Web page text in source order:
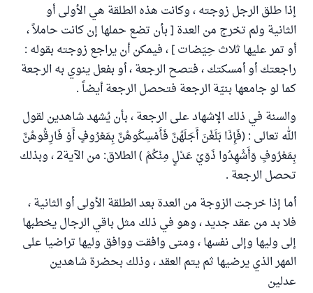
إذا طلق الرجل زوجته ، وكانت هذه الطلقة هي الأولى أو
الثانية ولم تخرج من العدة [ بأن تضع حملها إن كانت حاملاً ،
أو تمر عليها ثلاث حِيَضات ] ، فيمكن أن يراجع زوجته بقوله :
راجعتك أو أمسكتك ، فتصح الرجعة ، أو بفعل ينوي به الرجعة
كما لو جامعها بنيّة الرجعة فتحصل الرجعة أيضاً .
والسنة في ذلك الإشهاد على الرجعة ، بأن يُشهد شاهدين لقول
الله تعالى : (فَإِذَا بَلَغْنَ أَجَلَهُنَّ فَأَمْسِكُوهُنَّ بِمَعْرُوفٍ أَوْ فَارِقُوهُنَّ
بِمَعْرُوفٍ وَأَشْهِدُوا ذَوَيْ عَدْلٍ مِنْكُمْ ) الطلاق: من الآية2 ، وبذلك
تحصل الرجعة .
أما إذا خرجت الزوجة من العدة بعد الطلقة الأولى أو الثانية ،
فلا بد من عقد جديد ، وهو في ذلك مثل باقي الرجال يخطبها
إلى وليها وإلى نفسها ، ومتى وافقت ووافق وليها تراضيا على
المهر الذي يرضيها ثم يتم العقد ، وذلك بحضرة شاهدين
عدلين